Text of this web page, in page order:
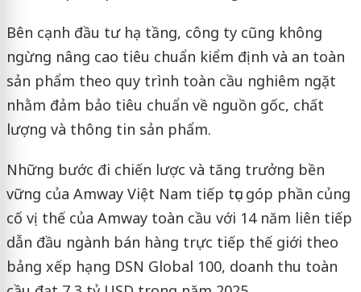
Bên cạnh đầu tư hạ tầng, công ty cũng không
ngừng nâng cao tiêu chuẩn kiểm định và an toàn
sản phẩm theo quy trình toàn cầu nghiêm ngặt
nhằm đảm bảo tiêu chuẩn về nguồn gốc, chất
lượng và thông tin sản phẩm.
Những bước đi chiến lược và tăng trưởng bền
vững của Amway Việt Nam tiếp tục góp phần củng
cố vị thế của Amway toàn cầu với 14 năm liên tiếp
dẫn đầu ngành bán hàng trực tiếp thế giới theo
bảng xếp hạng DSN Global 100, doanh thu toàn